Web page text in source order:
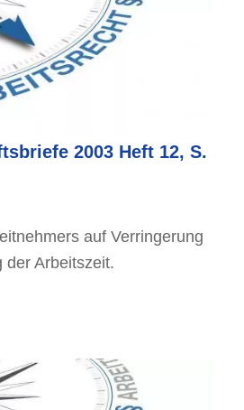
2003 Heft 12, S.
auf Verringerung
der Arbeitszeit.